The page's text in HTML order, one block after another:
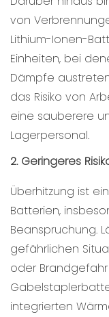
von
Lithium-Ionen-
Einheiten, bei
Dämpfe
das Risiko von
eine sauberere
Lagerpersonal.
2. Geringeres
Überhitzung ist
Batterien,
Beanspruchung.
gefährlichen
oder
integrierten